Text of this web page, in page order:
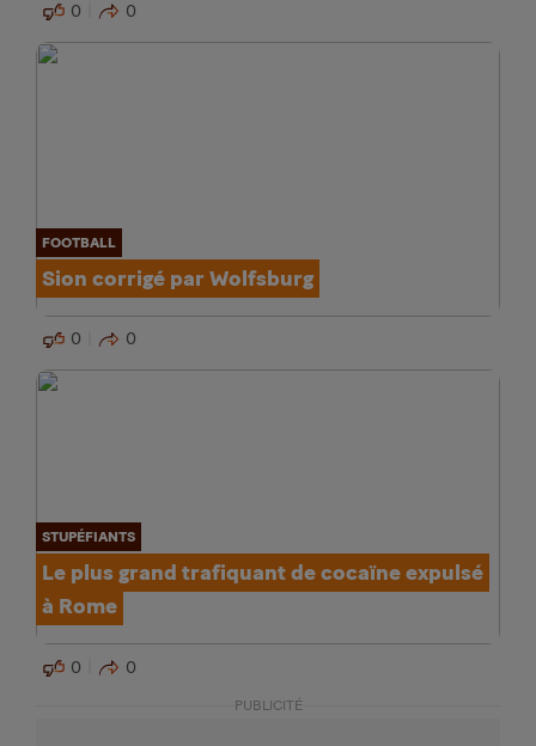
0 0
FOOTBALL
Sion corrigé par Wolfsburg
0 0
STUPÉFIANTS
Le plus grand trafiquant de cocaïne expulsé
à Rome
0 0
PUBLICITÉ